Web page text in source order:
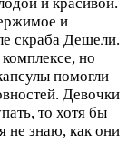
и
скраба Дешели.
но
помогли
Девочки
то хотя бы
не знаю, как они